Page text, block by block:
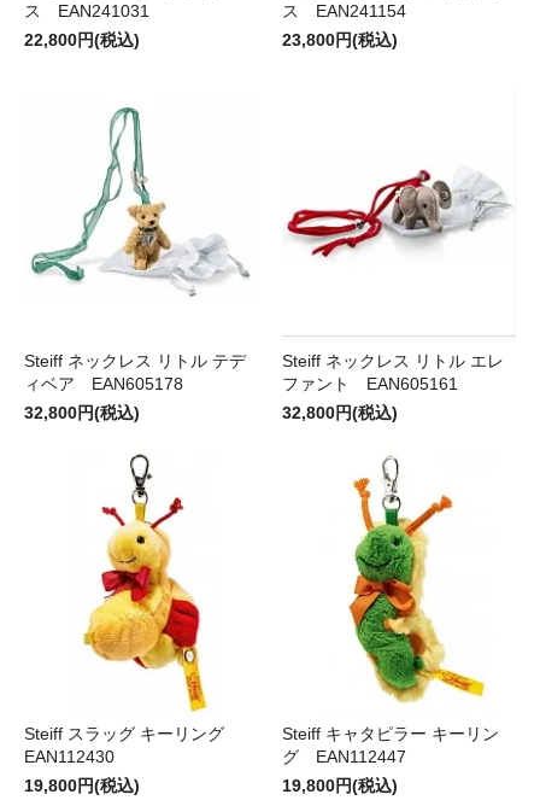
ス EAN241031
22,800円(税込)
ス EAN241154
23,800円(税込)
Steiff ネックレス リトル テデ
ィベア EAN605178
32,800円(税込)
Steiff ネックレス リトル エレ
ファント EAN605161
32,800円(税込)
Steiff スラッグ キーリング
EAN112430
19,800円(税込)
Steiff キャタピラー キーリン
グ EAN112447
19,800円(税込)